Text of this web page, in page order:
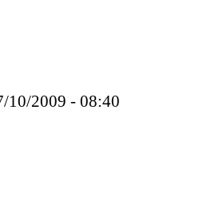
10/2009 - 08:40